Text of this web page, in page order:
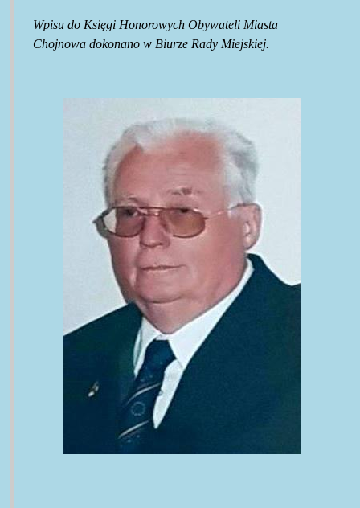
Wpisu do Księgi Honorowych Obywateli Miasta
Chojnowa dokonano w Biurze Rady Miejskiej.